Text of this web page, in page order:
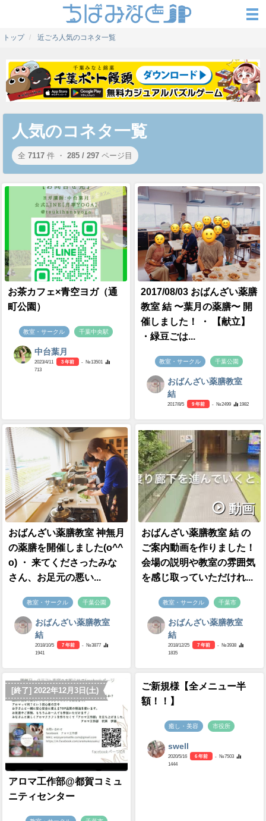
トップ 近ごろ人気のコネタ一覧
人気のコネタ一覧
全 7117 件 ・ 285 / 297 ページ目
お茶カフェ×青空ヨガ（通
町公園）
教室・サークル 千葉中央駅
中台葉月
2023/4/11 3 年前
- №13501
713
2017/08/03 おばんざい薬膳
教室 結 〜葉月の薬膳〜 開
催しました！ ・ 【献立】
・緑豆ごは...
教室・サークル 千葉公園
おばんざい薬膳教室
結
2017/8/5 9 年前 - №2499 1982
おばんざい薬膳教室 神無月
の薬膳を開催しました(o^^
o) ・ 来てくださったみな
さん、お足元の悪い...
教室・サークル 千葉公園
おばんざい薬膳教室
結
2018/10/5 7 年前
- №3877
1941
動画
おばんざい薬膳教室 結 の
ご案内動画を作りました！
会場の説明や教室の雰囲気
を感じ取っていただけれ...
教室・サークル 千葉市
おばんざい薬膳教室
結
2018/12/25 7 年前
- №3938
1835
[終了] 2022年12月3日(土)
アロマ工作部@都賀コミュ
ニティセンター
ご新規様【全メニュー半
額！！】
癒し・美容 市役所
swell
2020/5/16 6 年前
- №7503
1444